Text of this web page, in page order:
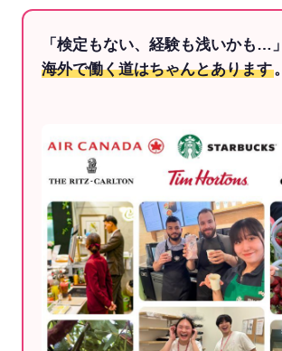
「検定もない、経験も浅いかも…」
海外で働く道はちゃんとあります。